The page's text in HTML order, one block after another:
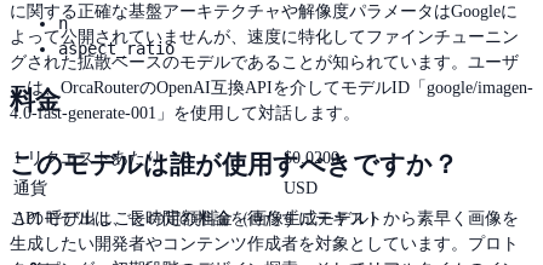
に関する正確な基盤アーキテクチャや解像度パラメータはGoogleに
よって公開されていませんが、速度に特化してファインチューニン
グされた拡散ベースのモデルであることが知られています。ユーザ
ーは、OrcaRouterのOpenAI互換APIを介してモデルID「google/imagen-
4.0-fast-generate-001」を使用して対話します。
このモデルは誰が使用すべきですか？
このモデルは、長時間の推論を待たずにテキストから素早く画像を
生成したい開発者やコンテンツ作成者を対象としています。プロト
n
aspect_ratio
料金
1 リクエストあたり $0.0200
通貨
USD
API 呼び出しごとの定額料金（画像生成モデル）